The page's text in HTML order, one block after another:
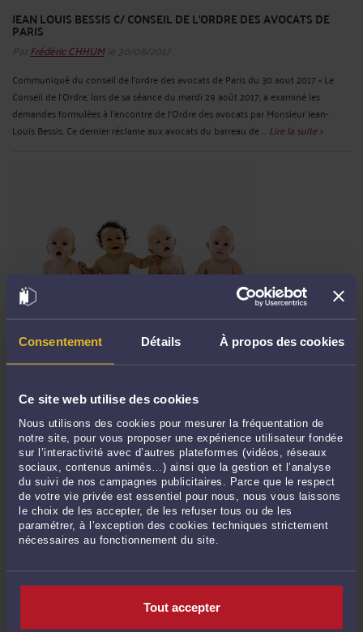
Consentement Détails À propos des cookies
Ce site web utilise des cookies
Nous utilisons des cookies pour mesurer la fréquentation de
notre site, pour vous proposer une expérience utilisateur fondée
sur l’interactivité avec d’autres plateformes (vidéos, réseaux
sociaux, contenus animés…) ainsi que la gestion et l’analyse
du suivi de nos campagnes publicitaires. Parce que le respect
de votre vie privée est essentiel pour nous, nous vous laissons
le choix de les accepter, de les refuser tous ou de les
paramétrer, à l’exception des cookies techniques strictement
nécessaires au fonctionnement du site.
Tout accepter
JEAN LOUIS BESSIS C/ CONSEIL DE L’ORDRE DES AVOCATS DE
PARIS
Par Frédéric CHHUMle 30/08/2017
Communiqué du conseil de l’ordre des avocats de Paris du 30 aout 2017 « Le
Conseil de l’Ordre, lors de sa séance du mardi 29 août 2017, a examiné les
demandes formulées à l’encontre de l’Ordre des avocats par Monsieur Jean-
Louis Bessis. Ce dernier réclame aux avocats du barreau de ... Lire la suite >
ORDONNANCES MACRON : LIAISONS SOCIALES PUBLIE UN
TABLEAU SYNTHÉTIQUE DU CONTENU DE LA LOI
Le quotidien Liaisons sociales a publié le 24 août 2017 un tableau synthétique
très complet du contenu de la loi d’habilitation des ordonnances (en pdf). Les
ordonnances Macron vont profondément modifier le code du travail. Celui-ci a
été réformé 15 fois au cours des dernières années. ...Lire la suite >